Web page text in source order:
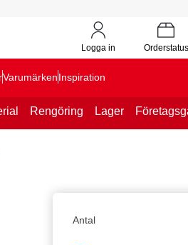
Logga in Orderstatus
VarumärkenInspiration
Rengöring Lager
Antal